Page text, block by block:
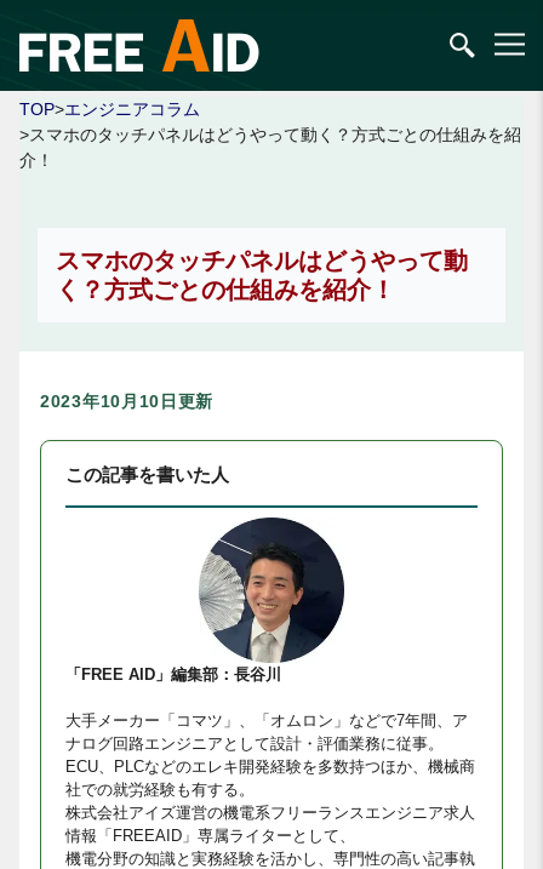
TOP>エンジニアコラム
>スマホのタッチパネルはどうやって動く？方式ごとの仕組みを紹
介！
スマホのタッチパネルはどうやって動
く？方式ごとの仕組みを紹介！
2023年10月10日更新
この記事を書いた人
「FREE AID」編集部：長谷川
大手メーカー「コマツ」、「オムロン」などで7年間、ア
ナログ回路エンジニアとして設計・評価業務に従事。
ECU、PLCなどのエレキ開発経験を多数持つほか、機械商
社での就労経験も有する。
株式会社アイズ運営の機電系フリーランスエンジニア求人
情報「FREEAID」専属ライターとして、
機電分野の知識と実務経験を活かし、専門性の高い記事執